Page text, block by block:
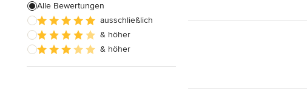
Alle Bewertungen
ausschließlich
& höher
& höher